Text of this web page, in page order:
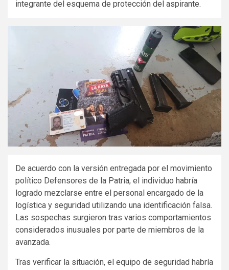
integrante del esquema de protección del aspirante.
De acuerdo con la versión entregada por el movimiento
político Defensores de la Patria, el individuo habría
logrado mezclarse entre el personal encargado de la
logística y seguridad utilizando una identificación falsa.
Las sospechas surgieron tras varios comportamientos
considerados inusuales por parte de miembros de la
avanzada.
Tras verificar la situación, el equipo de seguridad habría